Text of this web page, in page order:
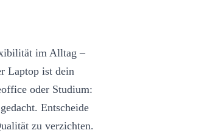
im Alltag –
Laptop ist dein
oder Studium:
Entscheide
zu verzichten.